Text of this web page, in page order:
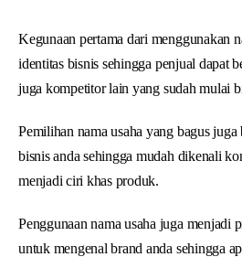
Kegunaan pertama dari menggunakan
identitas bisnis sehingga penjual dapat
juga kompetitor lain yang sudah mulai
Pemilihan nama usaha yang bagus
bisnis anda sehingga mudah dikenali
menjadi ciri khas produk.
Penggunaan nama usaha juga menjadi
untuk mengenal brand anda sehingga